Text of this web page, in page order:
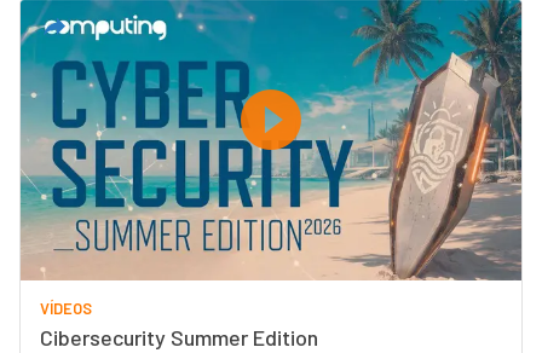
VÍDEOS
Cibersecurity Summer Edition